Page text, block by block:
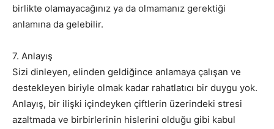
birlikte olamayacağınız ya da olmamanız gerektiği
anlamına da gelebilir.
7. Anlayış
Sizi dinleyen, elinden geldiğince anlamaya çalışan ve
destekleyen biriyle olmak kadar rahatlatıcı bir duygu yok.
Anlayış, bir ilişki içindeyken çiftlerin üzerindeki stresi
azaltmada ve birbirlerinin hislerini olduğu gibi kabul